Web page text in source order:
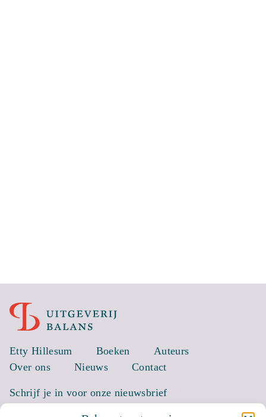
Etty Hillesum Boeken
Auteurs
Over ons
Nieuws Contact
Schrijf je in voor onze nieuwsbrief